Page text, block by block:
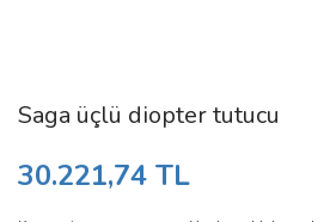
Saga üçlü diopter tutucu
30.221,74 TL